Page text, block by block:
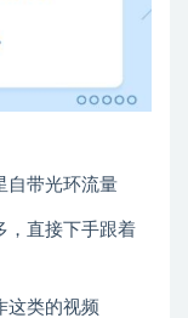
自带光环流量
，直接下手跟着
这类的视频